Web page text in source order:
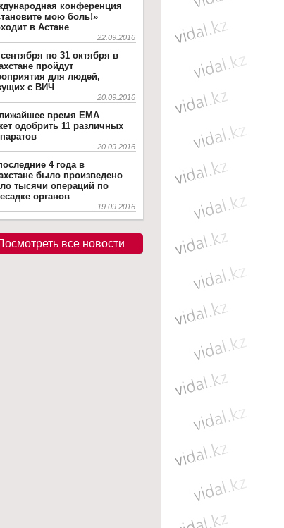
конференция
мою боль!»
в Астане
22.09.2016
по 31 октября в
пройдут
для людей,
с ВИЧ
20.09.2016
время EMA
одобрить 11 различных
20.09.2016
4 года в
было произведено
тысячи операций по
органов
19.09.2016
все новости